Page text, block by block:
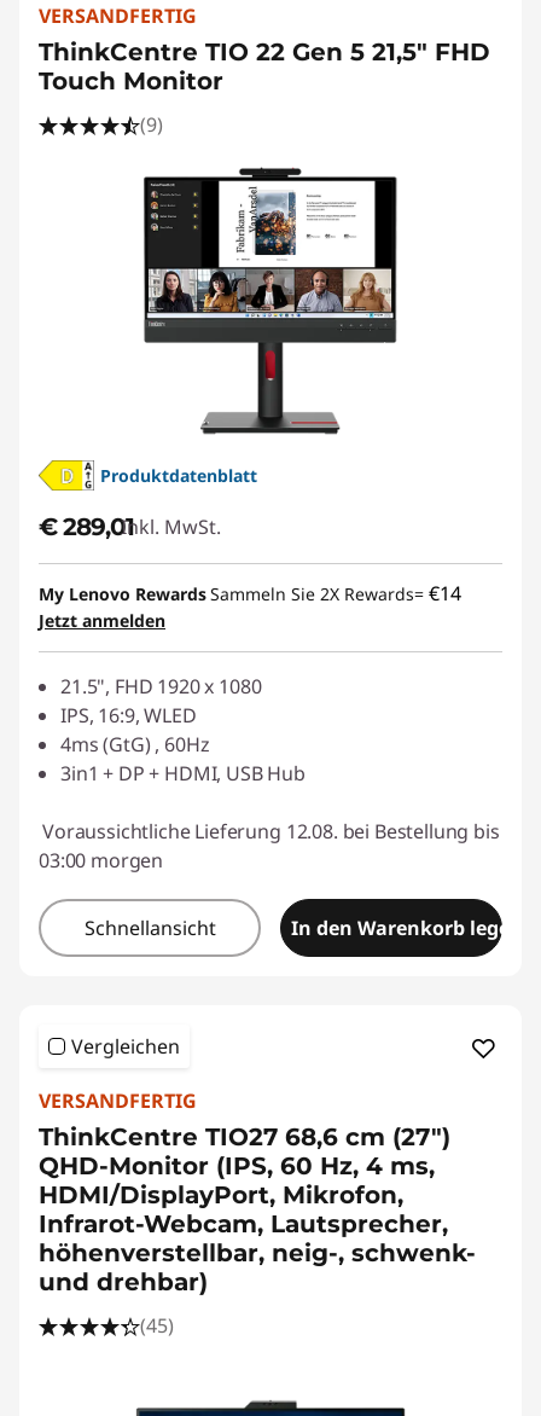
VERSANDFERTIG
ThinkCentre TIO 22 Gen 5 21,5" FHD
Touch Monitor
(9)
Produktdatenblatt
€ 289,01Inkl. MwSt.
My Lenovo RewardsSammeln Sie 2X Rewards= €14
Jetzt anmelden
21.5", FHD 1920 x 1080
IPS, 16:9, WLED
4ms (GtG) , 60Hz
3in1 + DP + HDMI, USB Hub
Voraussichtliche Lieferung 12.08. bei Bestellung bis
03:00 morgen
Schnellansicht In den Warenkorb legen
Vergleichen
VERSANDFERTIG
ThinkCentre TIO27 68,6 cm (27")
QHD-Monitor (IPS, 60 Hz, 4 ms,
HDMI/DisplayPort, Mikrofon,
Infrarot-Webcam, Lautsprecher,
höhenverstellbar, neig-, schwenk-
und drehbar)
(45)